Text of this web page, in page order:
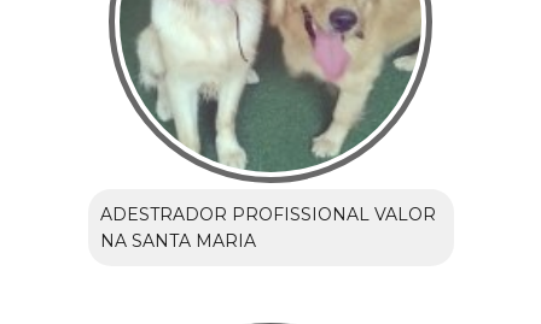
ADESTRADOR PROFISSIONAL VALOR
NA SANTA MARIA